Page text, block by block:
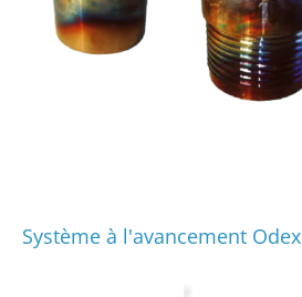
Système à l'avancement Odex